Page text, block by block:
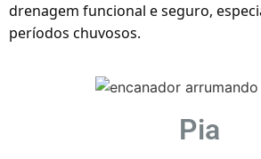
drenagem funcional e seguro,
períodos chuvosos.
Pia